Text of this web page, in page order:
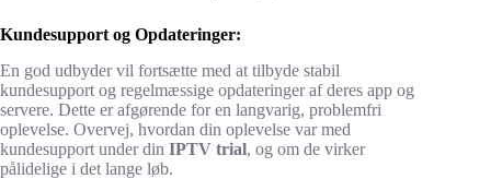
Kundesupport og Opdateringer:
En god udbyder vil fortsætte med at tilbyde stabil
kundesupport og regelmæssige opdateringer af deres app og
servere. Dette er afgørende for en langvarig, problemfri
oplevelse. Overvej, hvordan din oplevelse var med
kundesupport under din IPTV trial, og om de virker
pålidelige i det lange løb.